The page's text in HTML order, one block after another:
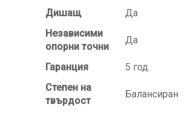
Дишащ
Да
Независими
опорни точни
Да
Гаранция
5 год.
Степен на
твърдост
Балансиран